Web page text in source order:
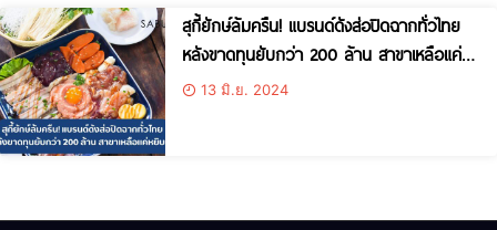
สุกี้ยักษ์ล้มครืน! แบรนด์ดังส่อปิดฉากทั่วไทย
หลังขาดทุนยับกว่า 200 ล้าน สาขาเหลือแค่
หยิบมือ
13 มิ.ย. 2024